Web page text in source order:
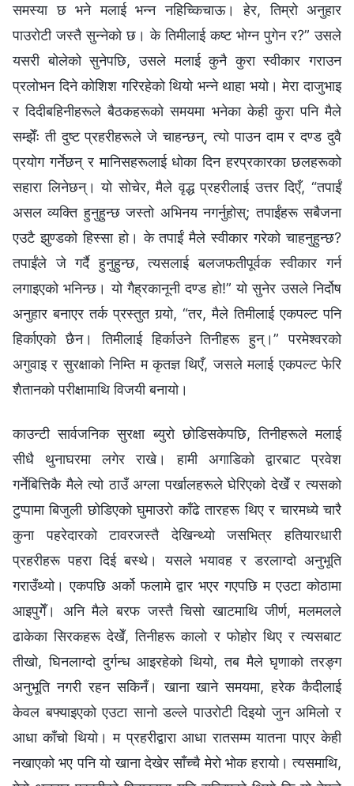
समस्या छ भने मलाई भन्‍न नहिच्किचाऊ। हेर, तिम्रो अनुहार
पाउरोटी जस्तै सुन्‍नेको छ। के तिमीलाई कष्ट भोग्‍न पुगेन र?” उसले
यसरी बोलेको सुनेपछि, उसले मलाई कुनै कुरा स्वीकार गराउन
प्रलोभन दिने कोशिश गरिरहेको थियो भन्‍ने थाहा भयो। मेरा दाजुभाइ
र दिदीबहिनीहरूले बैठकहरूको समयमा भनेका केही कुरा पनि मैले
सम्झेँः ती दुष्ट प्रहरीहरूले जे चाहन्छन्, त्यो पाउन दाम र दण्ड दुवै
प्रयोग गर्नेछन् र मानिसहरूलाई धोका दिन हरप्रकारका छलहरूको
सहारा लिनेछन्। यो सोचेर, मैले वृद्ध प्रहरीलाई उत्तर दिएँ, “तपाईं
असल व्यक्ति हुनुहुन्छ जस्तो अभिनय नगर्नुहोस्; तपाईंहरू सबैजना
एउटै झुण्डको हिस्सा हो। के तपाईं मैले स्वीकार गरेको चाहनुहुन्छ?
तपाईंले जे गर्दै हुनुहुन्छ, त्यसलाई बलजफतीपूर्वक स्वीकार गर्न
लगाइएको भनिन्छ। यो गैह्रकानूनी दण्ड हो!” यो सुनेर उसले निर्दोष
अनुहार बनाएर तर्क प्रस्तुत गर्‍यो, “तर, मैले तिमीलाई एकपल्ट पनि
हिर्काएको छैन। तिमीलाई हिर्काउने तिनीहरू हुन्।” परमेश्‍वरको
अगुवाइ र सुरक्षाको निम्ति म कृतज्ञ थिएँ, जसले मलाई एकपल्ट फेरि
शैतानको परीक्षामाथि विजयी बनायो।
काउन्टी सार्वजनिक सुरक्षा ब्युरो छोडिसकेपछि, तिनीहरूले मलाई
सीधै थुनाघरमा लगेर राखे। हामी अगाडिको द्वारबाट प्रवेश
गर्नेबित्तिकै मैले त्यो ठाउँ अग्ला पर्खालहरूले घेरिएको देखेँ र त्यसको
टुप्पामा बिजुली छोडिएको घुमाउरो काँढे तारहरू थिए र चारमध्ये चारै
कुना पहरेदारको टावरजस्तै देखिन्थ्यो जसभित्र हतियारधारी
प्रहरीहरू पहरा दिई बस्थे। यसले भयावह र डरलाग्दो अनुभूति
गराउँथ्यो। एकपछि अर्को फलामे द्वार भएर गएपछि म एउटा कोठामा
आइपुगेँ। अनि मैले बरफ जस्तै चिसो खाटमाथि जीर्ण, मलमलले
ढाकेका सिरकहरू देखेँ, तिनीहरू कालो र फोहोर थिए र त्यसबाट
तीखो, घिनलाग्दो दुर्गन्ध आइरहेको थियो, तब मैले घृणाको तरङ्ग
अनुभूति नगरी रहन सकिनँ। खाना खाने समयमा, हरेक कैदीलाई
केवल बफ्याइएको एउटा सानो डल्ले पाउरोटी दिइयो जुन अमिलो र
आधा काँचो थियो। म प्रहरीद्वारा आधा रातसम्म यातना पाएर केही
नखाएको भए पनि यो खाना देखेर साँच्‍चै मेरो भोक हरायो। त्यसमाथि,